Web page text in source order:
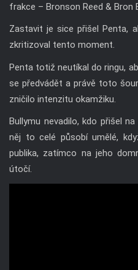
frakce – Bronson Reed & Bron
Zastavit je sice přišel Penta,
zkritizoval tento moment.
Penta totiž neutíkal do ringu,
se předvádět a právě toto
zničilo intenzitu okamžiku.
Bullymu nevadilo, kdo přišel
něj to celé působí umělé,
publika, zatímco na jeho
útočí.